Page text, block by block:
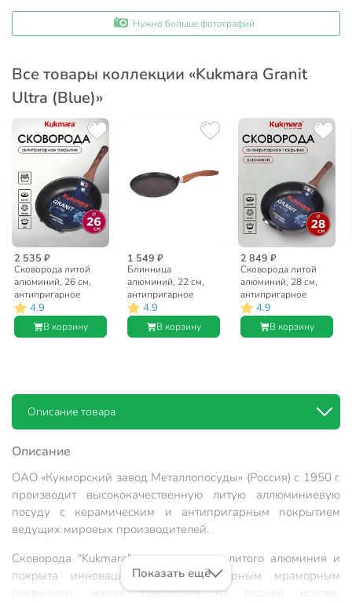
Нужно больше фотографий
Все товары коллекции «Kukmara Granit
Ultra (Blue)»
2 535 ₽
Сковорода литой
алюминий, 26 см,
антипригарное
покрытие, Kukmara,
Granit Ultra, синяя,
сгг260а
4.9
В корзину
1 549 ₽
Блинница
алюминий, 22 см,
антипригарное
покрытие, Kukmara,
Granit Ultra, синяя,
сбгг220а,
4.9
В корзину
2 849 ₽
Сковорода литой
алюминий, 28 см,
антипригарное
покрытие, Kukmara,
Granit Ultra, синяя,
сгг280а
4.9
В корзину
Описание товара
Описание
ОАО «Кукморский завод Металлопосуды» (Россия) с 1950 г.
производит высококачественную литую аллюминиевую
посуду с керамическим и антипригарным покрытием
ведущих мировых производителей.
Сковорода "Kukmara" изготовлена из литого алюминия и
покрыта инновационным антипригарным мраморным
покрытием нового поколения на водной основе,
Показать ещё